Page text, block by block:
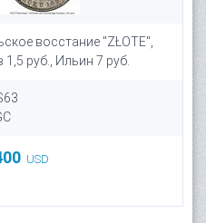
восстание "ZŁOTE",
1,5 руб., Ильин 7 руб.
USD